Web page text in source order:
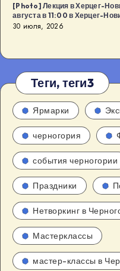
[Photo] Лекция в Херцег-
августа в 11:00 в Херцег-
30 июля, 2026
Теги, теги3
Ярмарки
черногория
события черногории
Праздники
Нетворкинг в
Мастерклассы
мастер-классы в